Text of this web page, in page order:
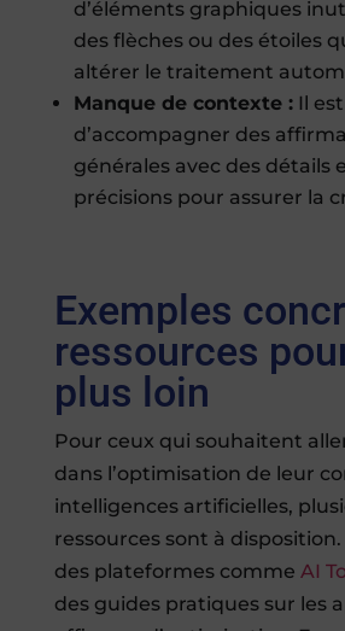
d’éléments graphiques
des flèches ou des étoiles
altérer le traitement
Manque de contexte :Il
d’accompagner des
générales avec des détails
précisions pour assurer la
Exemples
ressources
plus loin
Pour ceux qui souhaitent
dans l’optimisation de leur
intelligences artificielles,
ressources sont à
des plateformes comme AI
des guides pratiques sur les